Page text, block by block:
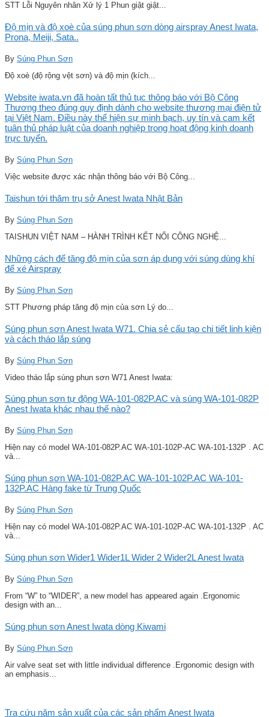
STT Lỗi Nguyên nhân Xử lý 1 Phun giật giật...
Độ mịn và độ xoè của súng phun sơn dòng airspray Anest Iwata,
Prona, Meiji, Sata..
By Súng Phun Sơn
Độ xoè (độ rộng vệt sơn) và độ mịn (kích...
Website iwata.vn đã hoàn tất thủ tục thông báo với Bộ Công
Thương theo đúng quy định dành cho website thương mại điện tử
tại Việt Nam. Điều này thể hiện sự minh bạch, uy tín và cam kết
tuân thủ pháp luật của doanh nghiệp trong hoạt động kinh doanh
trực tuyến.
By Súng Phun Sơn
Việc website được xác nhận thông báo với Bộ Công...
Taishun tới thăm trụ sở Anest Iwata Nhật Bản
By Súng Phun Sơn
TAISHUN VIỆT NAM – HÀNH TRÌNH KẾT NỐI CÔNG NGHỆ...
Những cách để tăng độ mịn của sơn áp dụng với súng dùng khí
để xé Airspray
By Súng Phun Sơn
STT Phương pháp tăng độ mịn của sơn Lý do...
Súng phun sơn Anest Iwata W71. Chia sẻ cấu tạo chi tiết linh kiện
và cách tháo lắp súng
By Súng Phun Sơn
Video tháo lắp súng phun sơn W71 Anest Iwata:
Súng phun sơn tự động WA-101-082P.AC và súng WA-101-082P
Anest Iwata khác nhau thế nào?
By Súng Phun Sơn
Hiện nay có model WA-101-082P.AC WA-101-102P-AC WA-101-132P . AC
và...
Súng phun sơn WA-101-082P.AC WA-101-102P.AC WA-101-
132P.AC Hàng fake từ Trung Quốc
By Súng Phun Sơn
Hiện nay có model WA-101-082P.AC WA-101-102P-AC WA-101-132P . AC
và...
Súng phun sơn Wider1 Wider1L Wider 2 Wider2L Anest Iwata
By Súng Phun Sơn
From “W” to “WIDER”, a new model has appeared again .Ergonomic
design with an...
Súng phun sơn Anest Iwata dòng Kiwami
By Súng Phun Sơn
Air valve seat set with little individual difference .Ergonomic design with
an emphasis...
Tra cứu năm sản xuất của các sản phẩm Anest Iwata